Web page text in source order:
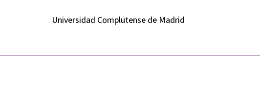
Universidad Complutense de Madrid